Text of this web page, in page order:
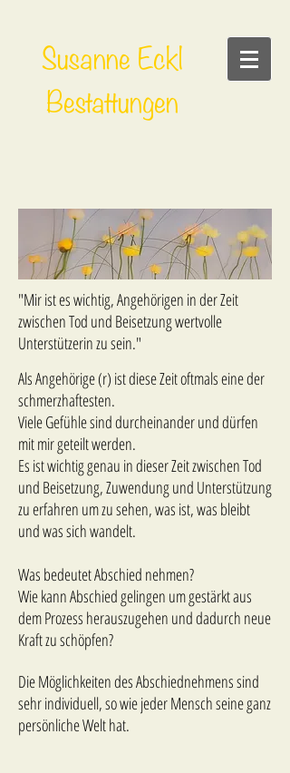
Susanne Eckl
Bestattungen
"Mir ist es wichtig, Angehörigen in der Zeit
zwischen Tod und Beisetzung wertvolle
Unterstützerin zu sein."
Als Angehörige (r) ist diese Zeit oftmals eine der
schmerzhaftesten.
Viele Gefühle sind durcheinander und dürfen
mit mir geteilt werden.
Es ist wichtig genau in dieser Zeit zwischen Tod
und Beisetzung, Zuwendung und Unterstützung
zu erfahren um zu sehen, was ist, was bleibt
und was sich wandelt.
Was bedeutet Abschied nehmen?
Wie kann Abschied gelingen um gestärkt aus
dem Prozess herauszugehen und dadurch neue
Kraft zu schöpfen?
Die Möglichkeiten des Abschiednehmens sind
sehr individuell, so wie jeder Mensch seine ganz
persönliche Welt hat.